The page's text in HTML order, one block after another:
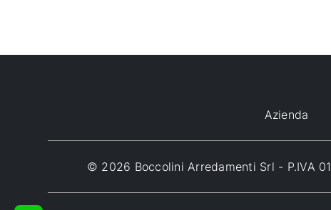
Azienda
© 2026 Boccolini Arredamenti Srl - P.IVA